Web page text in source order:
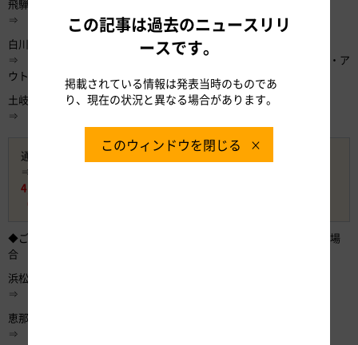
飛騨清見IC
⇒ 白川郷IC・・・・・・・【白川郷合掌造り集落】
白川郷IC
⇒ 土岐南多治見IC・・・・【テラスゲート土岐】【土岐プレミアム・ア
ウトレット】
土岐南多治見IC
⇒ 一宮IC
通常料金 10,260円（ETC・普通車・平日昼間利用の場合）
⇒ 岐阜県周遊コース（2日間）料金 5,400円
4,860円 お得
（約47％割引）
◆ご利用例2 B．静岡西部エリア発着 岐阜県周遊コース（2日間）の場
合
浜松西IC
⇒ 恵那IC・・・・・・・・【麒麟がくる ぎふ恵那 大河ドラマ館】
恵那IC
⇒ 可児御嵩IC・・・・・・【麒麟がくる ぎふ可児 大河ドラマ館】
この記事は過去のニュースリリ
ースです。
掲載されている情報は発表当時のものであ
り、現在の状況と異なる場合があります。
このウィンドウを閉じる